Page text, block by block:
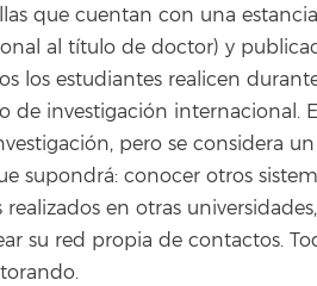
que cuentan con una
al título de doctor) y
los estudiantes realicen
de investigación internacional.
pero se considera
supondrá: conocer otros
realizados en otras
su red propia de contactos.